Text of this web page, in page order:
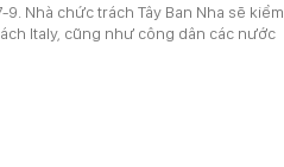
Nhà chức trách Tây Ban Nha sẽ kiểm
Italy, cũng như công dân các nước